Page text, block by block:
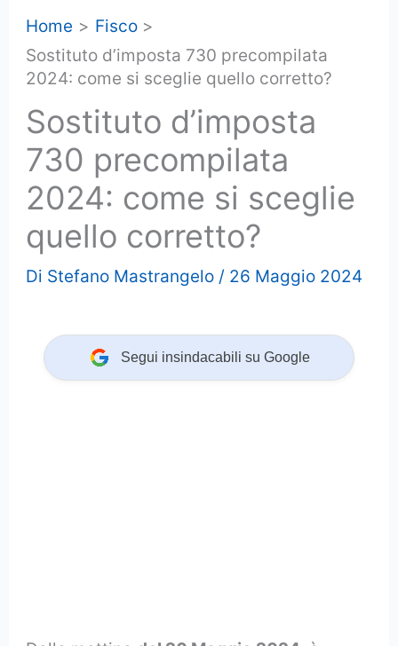
Home
Fisco
Sostituto d’imposta 730 precompilata
2024: come si sceglie quello corretto?
Sostituto d’imposta
730 precompilata
2024: come si sceglie
quello corretto?
Di Stefano Mastrangelo / 26 Maggio 2024
Segui insindacabili su Google